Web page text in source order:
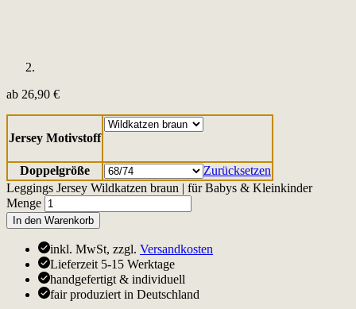
ab 26,90 €
Jersey Motivstoff
Doppelgröße
Zurücksetzen
Leggings Jersey Wildkatzen braun | für Babys & Kleinkinder
Menge
In den Warenkorb
inkl. MwSt, zzgl. Versandkosten
Lieferzeit 5-15 Werktage
handgefertigt & individuell
fair produziert in Deutschland